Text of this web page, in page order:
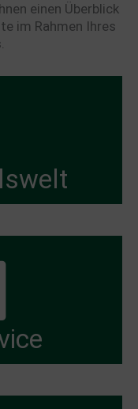
einen Überblick
im Rahmen Ihres